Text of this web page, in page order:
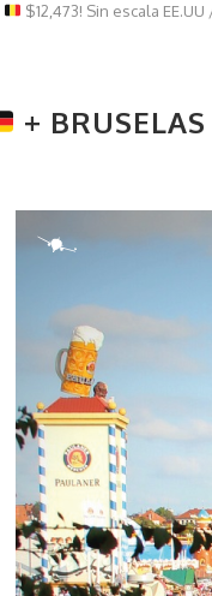
$12,473! Sin escala
+ BRUSELAS